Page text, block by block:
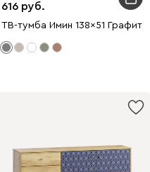
616
ТВ-тумба Имин 138x51